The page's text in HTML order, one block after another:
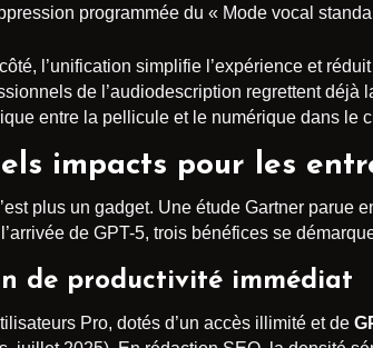
programmée du « Mode vocal
côté, l’unification simplifie l’expérience et
de l’audiodescription regrettent
entre la pellicule et le numérique dans le
impacts pour les
plus un gadget. Une étude Gartner parue
de GPT-5, trois bénéfices se
de productivité immédiat
Pro, dotés d’un accès illimité et de